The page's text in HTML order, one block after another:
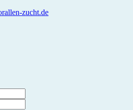
zucht.de